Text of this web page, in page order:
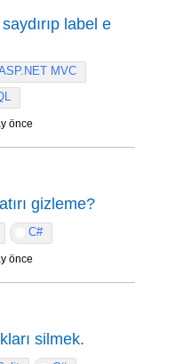
label e
MVC
önce
gizleme?
C#
önce
silmek.